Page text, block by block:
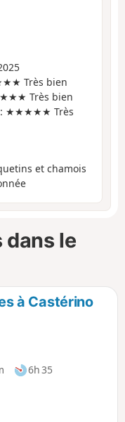
Très bien
Très bien
: ★★★★★ Très
et chamois
dans le
à Castérino
6h 35